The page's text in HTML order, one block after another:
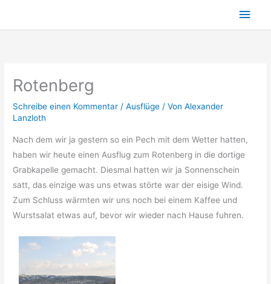
Rotenberg
Schreibe einen Kommentar /Ausflüge / VonAlexander
Lanzloth
Nach dem wir ja gestern so ein Pech mit dem Wetter hatten,
haben wir heute einen Ausflug zum Rotenberg in die dortige
Grabkapelle gemacht. Diesmal hatten wir ja Sonnenschein
satt, das einzige was uns etwas störte war der eisige Wind.
Zum Schluss wärmten wir uns noch bei einem Kaffee und
Wurstsalat etwas auf, bevor wir wieder nach Hause fuhren.